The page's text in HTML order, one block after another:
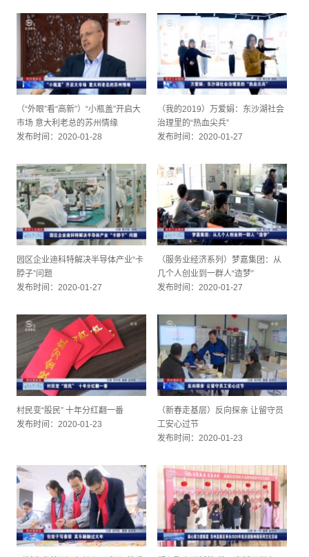
（“外眼”看“高新”）“小瓶盖”开启大
市场 意大利老总的苏州情缘
发布时间：2020-01-28
（我的2019）万爱娟：东沙湖社会
治理里的“热血尖兵”
发布时间：2020-01-27
园区企业迪科特解决半导体产业“卡
脖子”问题
发布时间：2020-01-27
（服务业经济系列）梦嘉集团：从
几个人创业到一群人“造梦”
发布时间：2020-01-27
村民变“股民” 十年分红翻一番
发布时间：2020-01-23
（新春走基层）反向探亲 让留守员
工安心过节
发布时间：2020-01-23